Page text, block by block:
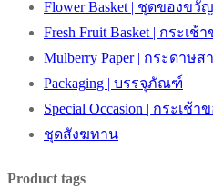
Flower Basket | ชุดของขวั
Fresh Fruit Basket | กระเ
Mulberry Paper | กระดาษสา
Packaging | บรรจุภัณฑ์
Special Occasion | กระเ
ชุดสังฆทาน
Product tags